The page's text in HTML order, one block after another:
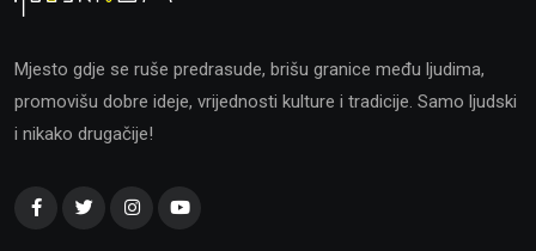
Mjesto gdje se ruše predrasude, brišu granice među ljudima,
promovišu dobre ideje, vrijednosti kulture i tradicije. Samo ljudski
i nikako drugačije!